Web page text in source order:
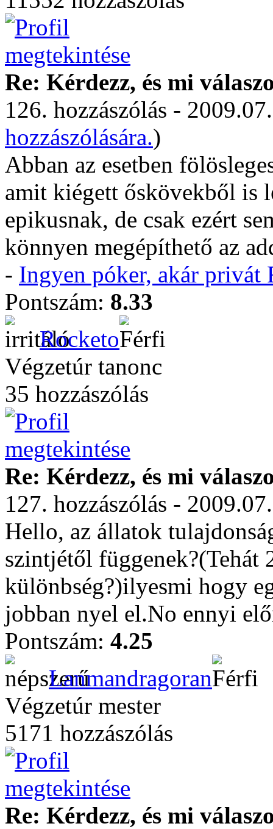
Re: Kérdezz, és mi
126. hozzászólás -
hozzászólására.)
Abban az esetben
amit kiégett őskövekből is
epikusnak, de csak ezért
könnyen megépíthető az
- Ingyen póker, akár privát
Pontszám: 8.33
Rocketo
Végzetúr tanonc
35 hozzászólás
Re: Kérdezz, és mi
127. hozzászólás -
Hello, az állatok
szintjétől függenek?(Tehát
különbség?)ilyesmi hogy
jobban nyel el.No ennyi
Pontszám: 4.25
Lanmandragoran
Végzetúr mester
5171 hozzászólás
Re: Kérdezz, és mi